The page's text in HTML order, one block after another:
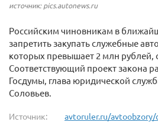
источник: pics.autonews.ru
Российским чиновникам в
запретить закупать служебные
которых превышает 2 млн рублей,
Соответствующий проект закона
Госдумы, глава юридической
Соловьев.
Источник: avtoruler.ru/avtoobzory/